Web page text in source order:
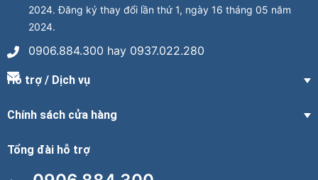
2024. Đăng ký thay đổi lần thứ 1, ngày 16 tháng 05 năm
2024.
0906.884.300 hay 0937.022.280
Hỗ trợ / Dịch vụ
Chính sách cửa hàng
Tổng đài hỗ trợ